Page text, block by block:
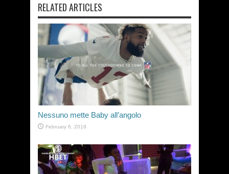
RELATED ARTICLES
Nessuno mette Baby all’angolo
February 6, 2018